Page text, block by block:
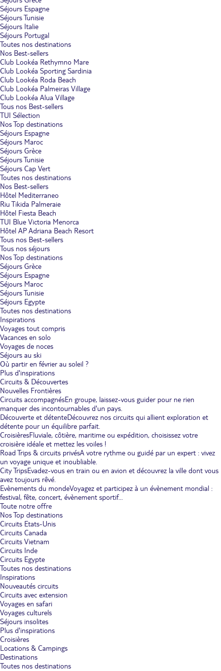
Séjours Espagne
Séjours Tunisie
Séjours Italie
Séjours Portugal
Toutes nos destinations
Nos Best-sellers
Club Lookéa Rethymno Mare
Club Lookéa Sporting Sardinia
Club Lookéa Roda Beach
Club Lookéa Palmeiras Village
Club Lookéa Alua Village
Tous nos Best-sellers
TUI Sélection
Nos Top destinations
Séjours Espagne
Séjours Maroc
Séjours Grèce
Séjours Tunisie
Séjours Cap Vert
Toutes nos destinations
Nos Best-sellers
Hôtel Mediterraneo
Riu Tikida Palmeraie
Hôtel Fiesta Beach
TUI Blue Victoria Menorca
Hôtel AP Adriana Beach Resort
Tous nos Best-sellers
Tous nos séjours
Nos Top destinations
Séjours Grèce
Séjours Espagne
Séjours Maroc
Séjours Tunisie
Séjours Egypte
Toutes nos destinations
Inspirations
Voyages tout compris
Vacances en solo
Voyages de noces
Séjours au ski
Où partir en février au soleil ?
Plus d'inspirations
Circuits & Découvertes
Nouvelles Frontières
Circuits accompagnésEn groupe, laissez-vous guider pour ne rien
manquer des incontournables d'un pays.
Découverte et détenteDécouvrez nos circuits qui allient exploration et
détente pour un équilibre parfait.
CroisièresFluviale, côtière, maritime ou expédition, choisissez votre
croisière idéale et mettez les voiles !
Road Trips & circuits privésA votre rythme ou guidé par un expert : vivez
un voyage unique et inoubliable.
City TripsEvadez-vous en train ou en avion et découvrez la ville dont vous
avez toujours rêvé.
Evènements du mondeVoyagez et participez à un évènement mondial :
festival, fête, concert, évènement sportif...
Toute notre offre
Nos Top destinations
Circuits Etats-Unis
Circuits Canada
Circuits Vietnam
Circuits Inde
Circuits Egypte
Toutes nos destinations
Inspirations
Nouveautés circuits
Circuits avec extension
Voyages en safari
Voyages culturels
Séjours insolites
Plus d'inspirations
Croisières
Locations & Campings
Destinations
Toutes nos destinations